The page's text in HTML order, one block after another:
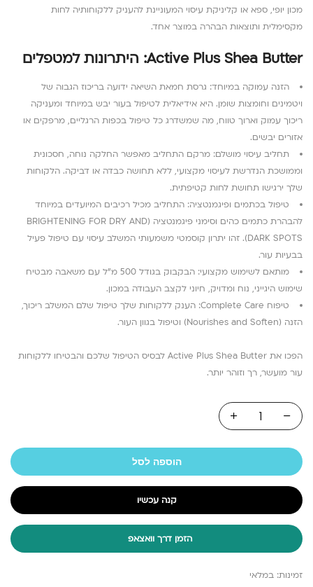
מכון יופי, ספא או קליניקת עיסוי המעוניינת להעניק ללקוחותיה לחות
מקסימלית ותוצאות הבהרה במוצר אחד.
Active Plus Shea Butter: היתרונות למטפלים
הזנה עמוקה במיוחד: גרסת חמאת השיאה ידועה בריכוז הגבוה של
ויטמינים וחומצות שומן. היא אידיאלית לטיפול בעור יבש במיוחד ומעניקה
ריכוך עמוק וארוך טווח, מה שמשדרג כל טיפול בכפות הרגליים, מרפקים או
אזורים יבשים.
תחליב עיסוי מושלם: מרקם התחליב מאפשר החלקה נוחה, חסכונית
וממושכת הנדרשת לעיסוי מקצועי, ללא תחושה כבדה או דביקה. הלקוחות
שלך ירגישו תחושת לחות קטיפתית.
טיפול בכתמים ופיגמנטציה: התחליב מכיל רכיבים המיועדים במיוחד
להבהרת כתמים כהים וסימני פיגמנטציה (BRIGHTENING FOR DRY AND
DARK SPOTS). זהו יתרון קוסמטי משמעותי המשלב עיסוי עם טיפול פעיל
בבעיות עור.
מותאם לשימוש מקצועי: הבקבוק בגודל 500 מ”ל עם משאבה מבטיח
שימוש היגייני, נוח ומדויק, חיוני לקצב העבודה במכון.
טיפוח Complete Care: הענק ללקוחות שלך טיפול שלם המשלב ריכוך,
הזנה (Nourishes and Soften) וטיפול בגוון העור.
הפכו את Active Plus Shea Butter לבסיס הטיפול שלכם והבטיחו ללקוחות
עור מועשר, רך וזוהר יותר.
הוספה לסל
קנה עכשיו
הזמן דרך וואצאפ
זמינות: במלאי